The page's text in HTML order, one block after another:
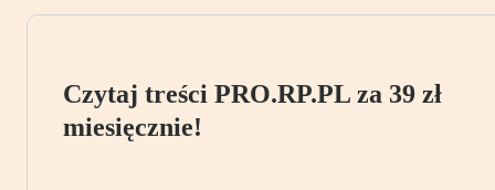
Czytaj treści PRO.RP.PL za 39 zł
miesięcznie!